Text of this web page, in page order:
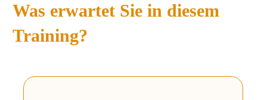
Was erwartet Sie in diesem
Training?